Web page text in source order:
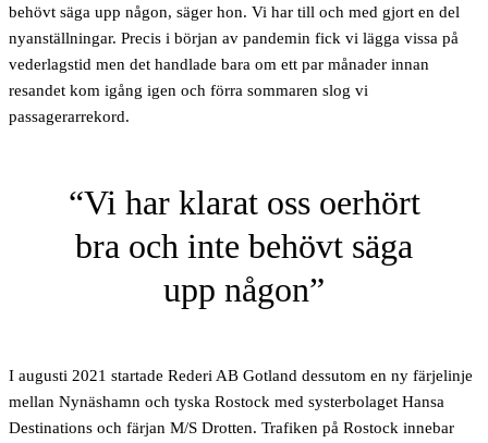
behövt säga upp någon, säger hon. Vi har till och med gjort en del
nyanställningar. Precis i början av pandemin fick vi lägga vissa på
vederlagstid men det handlade bara om ett par månader innan
resandet kom igång igen och förra sommaren slog vi
passagerarrekord.
Vi har klarat oss oerhört
bra och inte behövt säga
upp någon
I augusti 2021 startade Rederi AB Gotland dessutom en ny färjelinje
mellan Nynäshamn och tyska Rostock med systerbolaget Hansa
Destinations och färjan M/S Drotten. Trafiken på Rostock innebar